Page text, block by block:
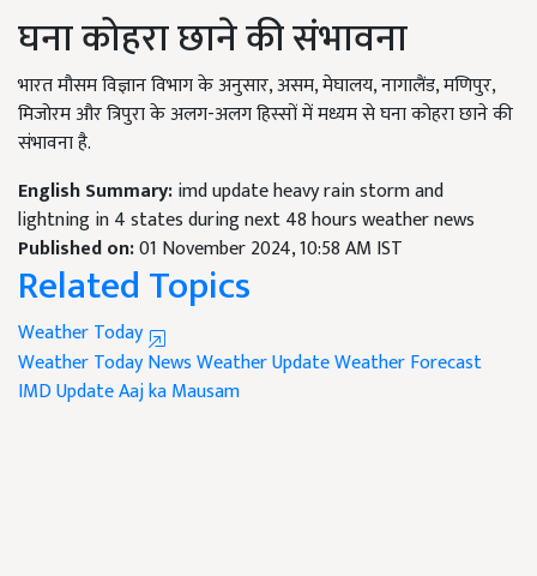
घना कोहरा छाने की संभावना
भारत मौसम विज्ञान विभाग के अनुसार, असम, मेघालय, नागालैंड, मणिपुर,
मिजोरम और त्रिपुरा के अलग-अलग हिस्सों में मध्यम से घना कोहरा छाने की
संभावना है.
English Summary:imd update heavy rain storm and
lightning in 4 states during next 48 hours weather news
Published on:01 November 2024, 10:58 AM IST
Related Topics
Weather Today
Weather Today NewsWeather UpdateWeather Forecast
IMD UpdateAaj ka Mausam